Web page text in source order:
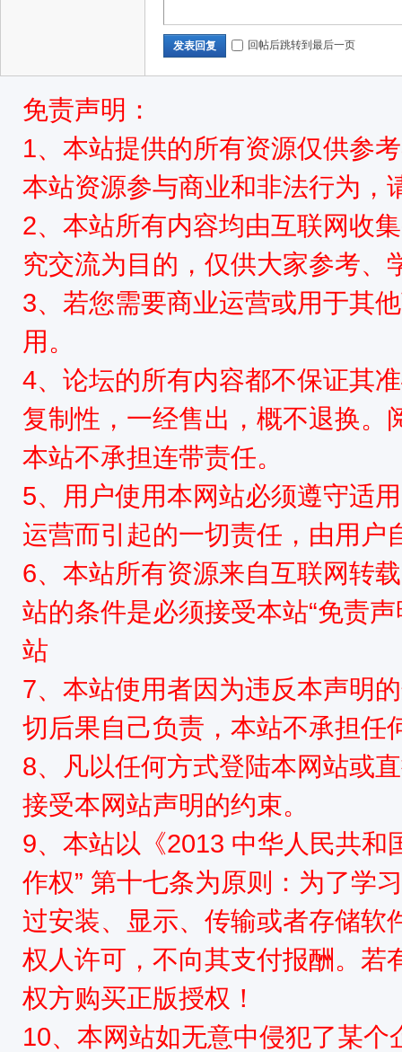
发表回复 回帖后跳转到最后一页
免责声明：
1、本站提供的所有资源仅供参
本站资源参与商业和非法行为，
2、本站所有内容均由互联网收
究交流为目的，仅供大家参考、
3、若您需要商业运营或用于其
用。
4、论坛的所有内容都不保证其
复制性，一经售出，概不退换。
本站不承担连带责任。
5、用户使用本网站必须遵守适
运营而引起的一切责任，由用户
6、本站所有资源来自互联网转
站的条件是必须接受本站“免责
站
7、本站使用者因为违反本声明
切后果自己负责，本站不承担任
8、凡以任何方式登陆本网站或
接受本网站声明的约束。
9、本站以《2013 中华人民共和
作权” 第十七条为原则：为了学
过安装、显示、传输或者存储软
权人许可，不向其支付报酬。若
权方购买正版授权！
10、本网站如无意中侵犯了某